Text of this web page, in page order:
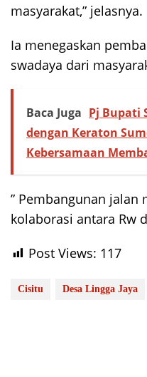
masyarakat,” jelasnya.
Ia menegaskan
swadaya dari
Baca Juga Pj Bupati
dengan Keraton
Kebersamaan
” Pembangunan
kolaborasi antara Rw
Post Views: 117
Cisitu Desa Lingga Jaya